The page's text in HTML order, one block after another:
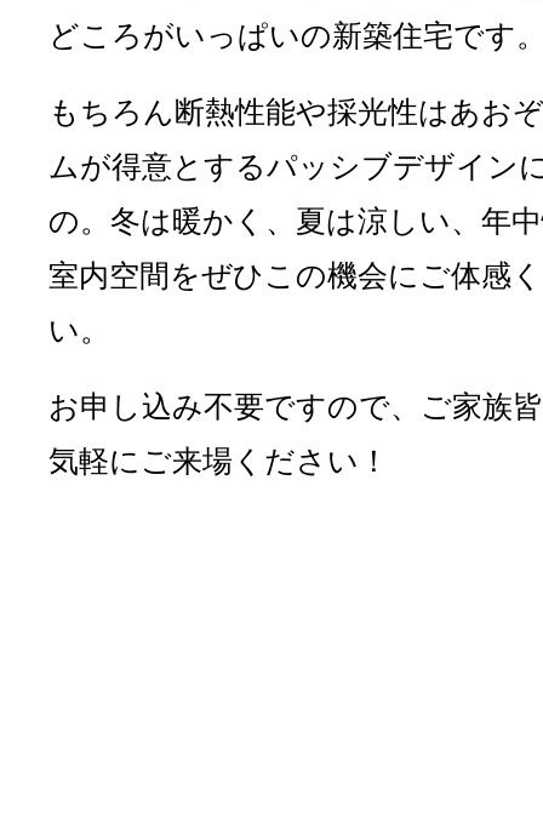
どころがいっぱいの新築住宅です
もちろん断熱性能や採光性はあお
ムが得意とするパッシブデザイン
の。冬は暖かく、夏は涼しい、年
室内空間をぜひこの機会にご体感
い。
お申し込み不要ですので、ご家族
気軽にご来場ください！